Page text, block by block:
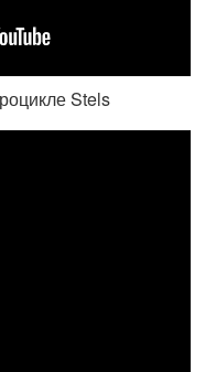
Stels